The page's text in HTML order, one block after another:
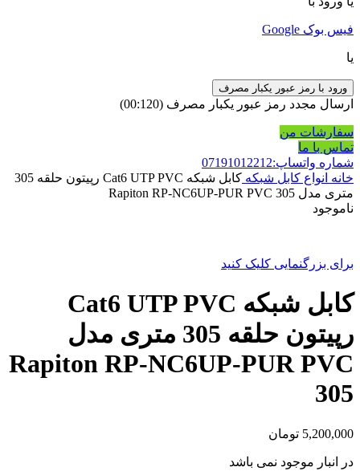
فیس بوک Google
یا
ورود با رمز عبور یکبار مصرف
ارسال مجدد رمز عبور یکبار مصرف (00:
120
)
سفارشات من
تماس با ما
شماره واتساپ:07191012212
خانه انواع کابل شبکه
کابل شبکه Cat6 UTP PVC رپیتون حلقه 305
متری مدل Rapiton RP-NC6UP-PUR PVC 305
ناموجود
برای بزرگنمایی کلیک کنید
کابل شبکه Cat6 UTP PVC
رپیتون حلقه 305 متری مدل
Rapiton RP-NC6UP-PUR PVC
305
5,200,000 تومان
در انبار موجود نمی باشد